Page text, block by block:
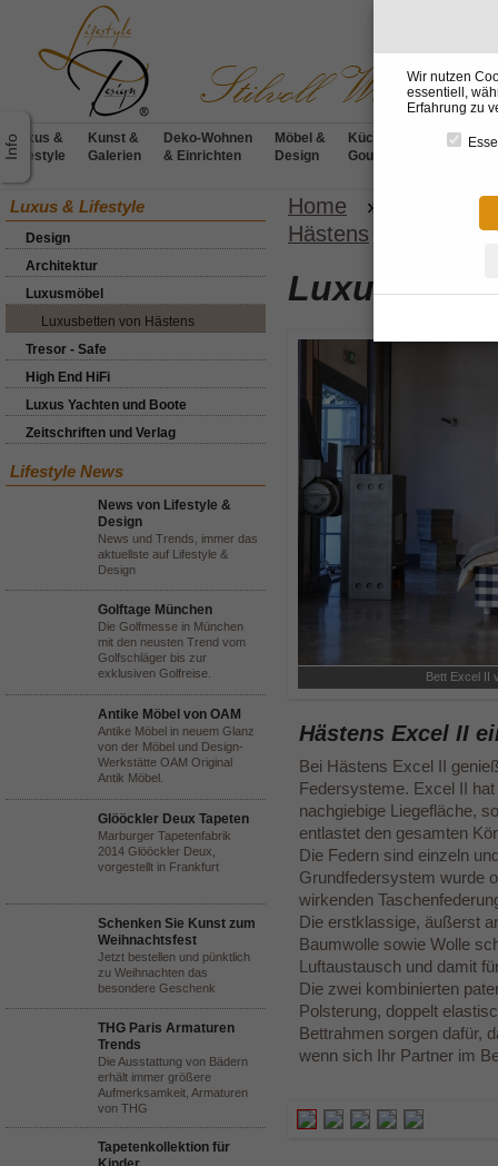
Luxus &
Lifestyle
Kunst &
Galerien
Deko-Wohnen
& Einrichten
Möbel &
Design
Küchen &
Gourmet
Luxus & Lifestyle
Design
Architektur
Luxusmöbel
Luxusbetten von Hästens
Tresor - Safe
High End HiFi
Luxus Yachten und Boote
Zeitschriften und Verlag
Lifestyle News
News von Lifestyle &
Design
News und Trends, immer das
aktuellste auf Lifestyle &
Design
Golftage München
Die Golfmesse in München
mit den neusten Trend vom
Golfschläger bis zur
exklusiven Golfreise.
Antike Möbel von OAM
Antike Möbel in neuem Glanz
von der Möbel und Design-
Werkstätte OAM Original
Antik Möbel.
Glööckler Deux Tapeten
Marburger Tapetenfabrik
2014 Glööckler Deux,
vorgestellt in Frankfurt
Schenken Sie Kunst zum
Weihnachtsfest
Jetzt bestellen und pünktlich
zu Weihnachten das
besondere Geschenk
THG Paris Armaturen
Trends
Die Ausstattung von Bädern
erhält immer größere
Aufmerksamkeit, Armaturen
von THG
Tapetenkollektion für
Home »
Luxus &
Hästens
Bett Excel II
Hästens Excel II
Bei Hästens Excel II
Federsysteme. Excel II
nachgiebige Liegefläche,
entlastet den gesamten
Die Federn sind einzeln
Grundfedersystem wurde
wirkenden
Die erstklassige, äußerst
Baumwolle sowie Wolle
Luftaustausch und damit
Die zwei kombinierten
Polsterung, doppelt
Bettrahmen sorgen dafür,
wenn sich Ihr Partner im
Wir nutzen
essentiell,
Erfahrung zu